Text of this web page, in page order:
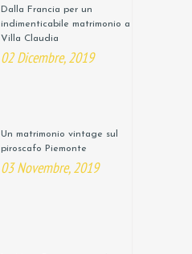
Dalla Francia per un
indimenticabile matrimonio a
Villa Claudia
02 Dicembre, 2019
Un matrimonio vintage sul
piroscafo Piemonte
03 Novembre, 2019